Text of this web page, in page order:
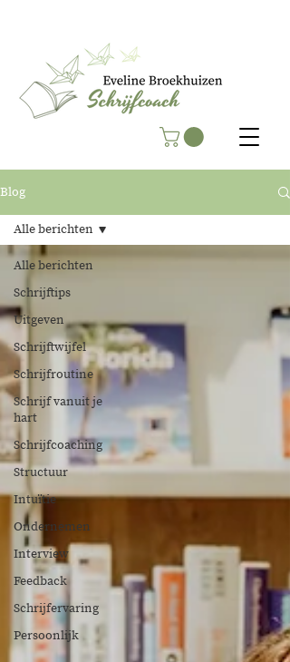
Blog
Alle berichten
Schrijftips
Uitgeven
Schrijftwijfel
Schrijfroutine
Schrijf vanuit je
hart
Schrijfcoaching
Structuur
Intuïtie
Ondernemen
Interview
Feedback
Schrijfervaring
Persoonlijk
Alle berichten